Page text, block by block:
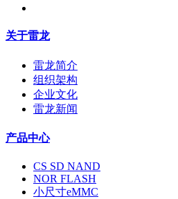
关于雷龙
雷龙简介
组织架构
企业文化
雷龙新闻
产品中心
CS SD NAND
NOR FLASH
小尺寸eMMC